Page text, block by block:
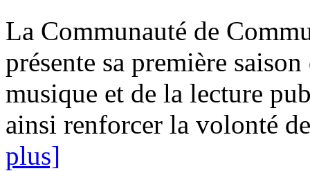
La Communauté de
présente sa première
musique et de la lecture
ainsi renforcer la volonté
plus]